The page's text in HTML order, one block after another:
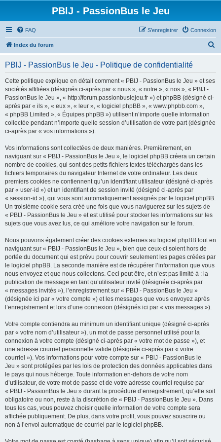
PBlJ - PassionBus le Jeu
FAQ Connexion
S’enregistrer
Index du forum
PBlJ - PassionBus le Jeu - Politique de confidentialité
Cette politique explique en détail comment « PBlJ - PassionBus le Jeu » et ses
sociétés affiliées (désignés ci-après par « nous », « notre », « nos », « PBlJ -
PassionBus le Jeu », « http://forum.passionbuslejeu.fr ») et phpBB (désigné ci-
après par « ils », « eux », « leur », « logiciel phpBB », « www.phpbb.com »,
« phpBB Limited », « Équipes phpBB ») utilisent n’importe quelle information
collectée pendant n’importe quelle session d’utilisation de votre part (désignée
ci-après par « vos informations »).
Vos informations sont collectées de deux manières. Premièrement, en
naviguant sur « PBlJ - PassionBus le Jeu », le logiciel phpBB créera un certain
nombre de cookies, qui sont des petits fichiers textes téléchargés dans les
fichiers temporaires du navigateur Internet de votre ordinateur. Les deux
premiers cookies ne contiennent qu’un identifiant utilisateur (désigné ci-après
par « user-id ») et un identifiant de session invité (désigné ci-après par
« session-id »), qui vous sont automatiquement assignés par le logiciel phpBB.
Un troisième cookie sera créé une fois que vous naviguerez sur les sujets de
« PBlJ - PassionBus le Jeu » et est utilisé pour stocker les informations sur les
sujets que vous avez lus, ce qui améliore votre navigation sur le forum.
Nous pouvons également créer des cookies externes au logiciel phpBB tout en
naviguant sur « PBlJ - PassionBus le Jeu », bien que ceux-ci soient hors de
portée du document qui est prévu pour couvrir seulement les pages créées par
le logiciel phpBB. La seconde manière est de récupérer l’information que vous
nous envoyez et que nous collectons. Ceci peut être, et n’est pas limité à : la
publication de message en tant qu’utilisateur invité (désignée ci-après par
« messages invités »), l’enregistrement sur « PBlJ - PassionBus le Jeu »
(désignée ici par « votre compte ») et les messages que vous envoyez après
l’enregistrement et lors d’une connexion (désignés ici par « vos messages »).
Votre compte contiendra au minimum un identifiant unique (désigné ci-après
par « votre nom d’utilisateur »), un mot de passe personnel utilisé pour la
connexion à votre compte (désigné ci-après par « votre mot de passe »), et
une adresse courriel personnelle valide (désignée ci-après par « votre
courriel »). Vos informations pour votre compte sur « PBlJ - PassionBus le
Jeu » sont protégées par les lois de protection des données applicables dans
le pays qui nous héberge. Toute information en-dehors de votre nom
d’utilisateur, de votre mot de passe et de votre adresse courriel requise par
« PBlJ - PassionBus le Jeu » durant la procédure d’enregistrement, qu’elle soit
obligatoire ou non, reste à la discrétion de « PBlJ - PassionBus le Jeu ». Dans
tous les cas, vous pouvez choisir quelle information de votre compte sera
affichée publiquement. De plus, dans votre profil, vous pouvez souscrire ou
non à l’envoi automatique de courriel par le logiciel phpBB.